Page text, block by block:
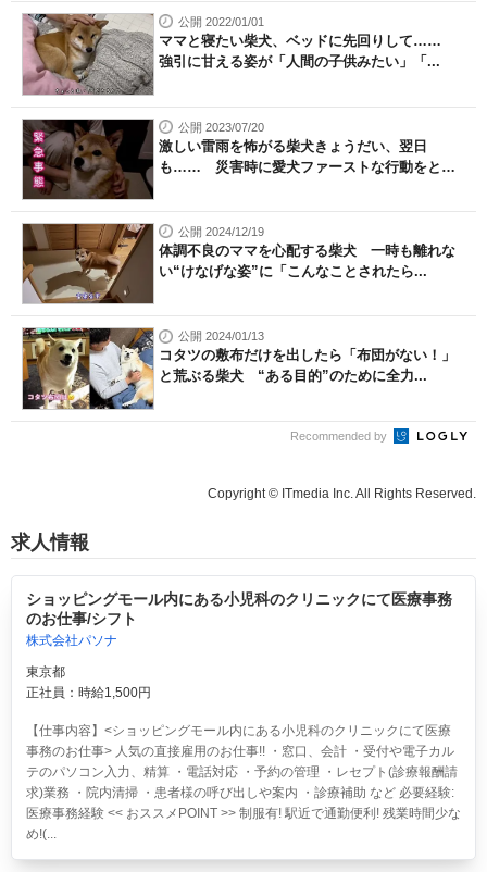
公開 2022/01/01
ママと寝たい柴犬、ベッドに先回りして……
強引に甘える姿が「人間の子供みたい」「...
公開 2023/07/20
激しい雷雨を怖がる柴犬きょうだい、翌日
も…… 災害時に愛犬ファーストな行動をと
公開 2024/12/19
体調不良のママを心配する柴犬 一時も離れな
い“けなげな姿”に「こんなことされたら...
公開 2024/01/13
コタツの敷布だけを出したら「布団がない！」
と荒ぶる柴犬 “ある目的”のために全力...
Recommended by
Copyright © ITmedia Inc. All Rights Reserved.
求人情報
ショッピングモール内にある小児科のクリニックにて医療事務
のお仕事/シフト
株式会社パソナ
東京都
正社員：時給1,500円
【仕事内容】<ショッピングモール内にある小児科のクリニックにて医療
事務のお仕事> 人気の直接雇用のお仕事!! ・窓口、会計 ・受付や電子カル
テのパソコン入力、精算 ・電話対応 ・予約の管理 ・レセプト(診療報酬請
求)業務 ・院内清掃 ・患者様の呼び出しや案内 ・診療補助 など 必要経験:
医療事務経験 << おススメPOINT >> 制服有! 駅近で通勤便利! 残業時間少な
め!(...